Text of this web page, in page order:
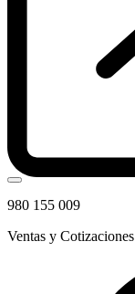
980 155 009
Ventas y Cotizaciones